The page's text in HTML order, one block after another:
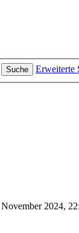
Suche
Erweiterte
2024,